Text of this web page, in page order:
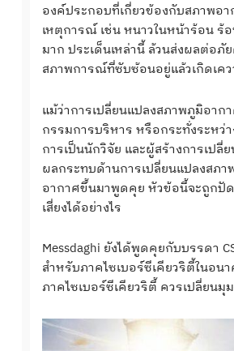
องค์ประกอบที่เกี่ยวข้องกับสภาพอา
เหตุการณ์ เช่น หนาวในหน้าร้อน ร้
มาก ประเด็นเหล่านี้ ล้วนส่งผลต่อ
สภาพการณ์ที่ซับซ้อนอยู่แล้วเกิดเคว
แม้ว่าการเปลี่ยนแปลงสภาพภูมิอา
กรรมการบริหาร หรือกระทั่งระหว่
การเป็นนักวิจัย และผู้สร้างการเป
ผลกระทบด้านการเปลี่ยนแปลงสภ
อากาศขึ้นมาพูดคุย หัวข้อนี้จะถูกปัด
เสี่ยงได้อย่างไร
Messdaghi ยังได้พูดคุยกับบรรดา
สำหรับภาคไซเบอร์ซีเคียวริตี้ในอ
ภาคไซเบอร์ซีเคียวริตี้ ควรเปลี่ยน